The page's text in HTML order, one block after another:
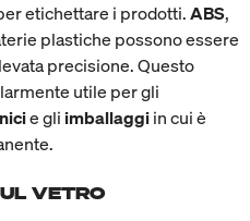
etichettare i prodotti.ABS,
plastiche possono essere
precisione. Questo
utile per gli
e gliimballaggiin cui è
VETRO